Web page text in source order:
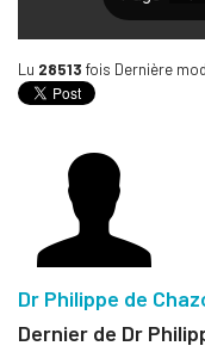
Lu 28513 fois Dernière
Dr Philippe de
Dernier de Dr